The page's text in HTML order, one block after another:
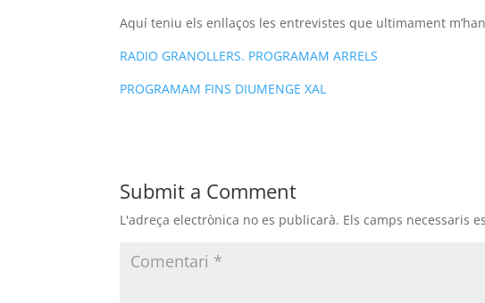
Aquí teniu els enllaços les entrevistes que ultimament
RADIO GRANOLLERS. PROGRAMAM ARRELS
PROGRAMAM FINS DIUMENGE XAL
Submit a Comment
L'adreça electrònica no es publicarà. Els camps necessaris